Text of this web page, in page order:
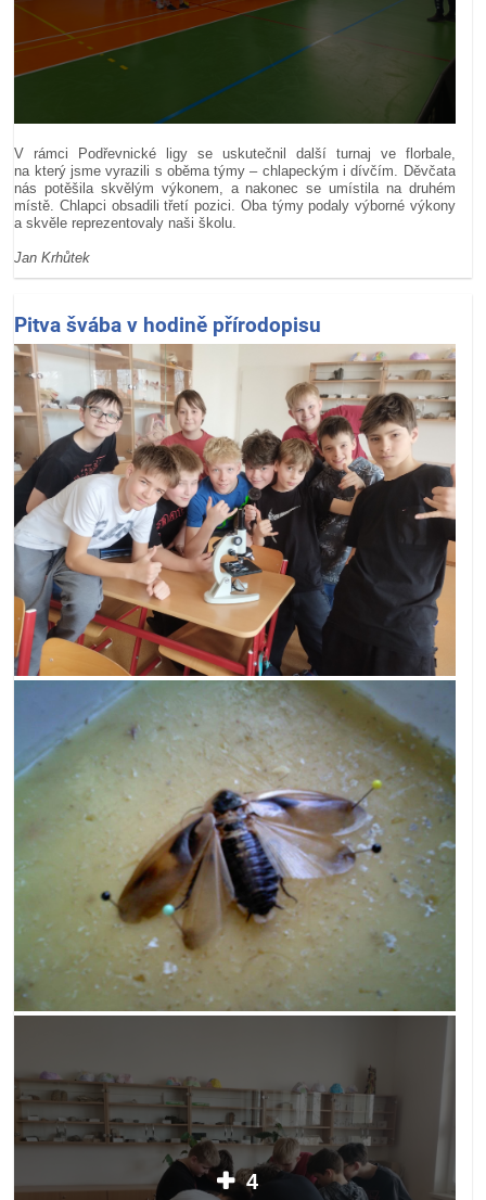
V rámci Podřevnické ligy se uskutečnil další turnaj ve florbale,
na který jsme vyrazili s oběma týmy – chlapeckým i dívčím. Děvčata
nás potěšila skvělým výkonem, a nakonec se umístila na druhém
místě. Chlapci obsadili třetí pozici. Oba týmy podaly výborné výkony
a skvěle reprezentovaly naši školu.
Jan Krhůtek
Pitva švába v hodině přírodopisu
4